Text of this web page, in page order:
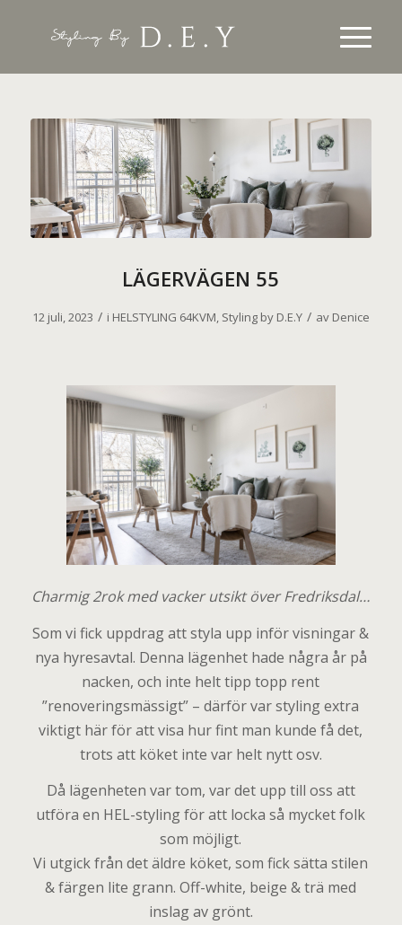
LÄGERVÄGEN 55
12 juli, 2023 / i HELSTYLING 64KVM, Styling by D.E.Y / av Denice
Charmig 2rok med vacker utsikt över Fredriksdal…
Som vi fick uppdrag att styla upp inför visningar &
nya hyresavtal. Denna lägenhet hade några år på
nacken, och inte helt tipp topp rent
”renoveringsmässigt” – därför var styling extra
viktigt här för att visa hur fint man kunde få det,
trots att köket inte var helt nytt osv.
Då lägenheten var tom, var det upp till oss att
utföra en HEL-styling för att locka så mycket folk
som möjligt.
Vi utgick från det äldre köket, som fick sätta stilen
& färgen lite grann. Off-white, beige & trä med
inslag av grönt.